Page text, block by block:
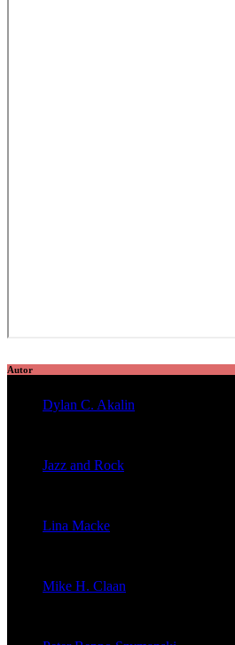
Autor
Dylan C. Akalin
Jazz and Rock
Lina Macke
Mike H. Claan